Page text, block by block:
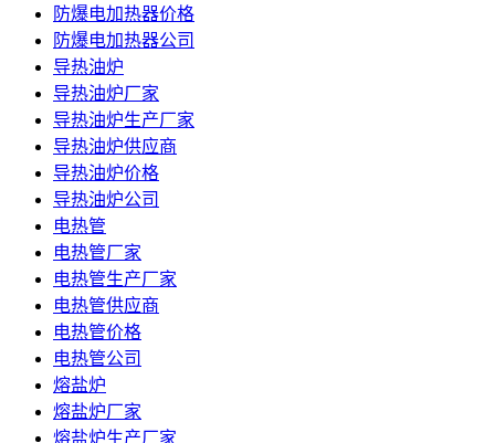
防爆电加热器价格
防爆电加热器公司
导热油炉
导热油炉厂家
导热油炉生产厂家
导热油炉供应商
导热油炉价格
导热油炉公司
电热管
电热管厂家
电热管生产厂家
电热管供应商
电热管价格
电热管公司
熔盐炉
熔盐炉厂家
熔盐炉生产厂家